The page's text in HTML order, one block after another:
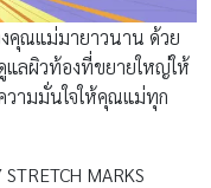
คุณแม่มายาวนาน ด้วย
แลผิวท้องที่ขยายใหญ่ให้
ความมั่นใจให้คุณแม่ทุก
MARKS